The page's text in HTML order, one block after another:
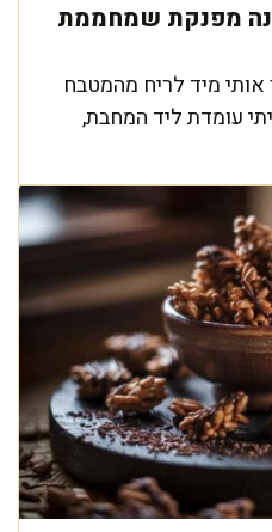
מפנקת שמחממת
מיד לריח מהמטבח
עומדת ליד המחבת,